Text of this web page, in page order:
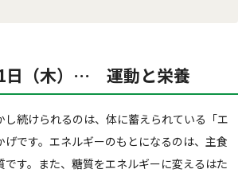
日（木）… 運動と栄養
し続けられるのは、体に蓄えられている「エ
げです。エネルギーのもとになるのは、主食
です。また、糖質をエネルギーに変えるはた